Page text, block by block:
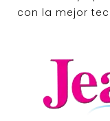
con la mejor